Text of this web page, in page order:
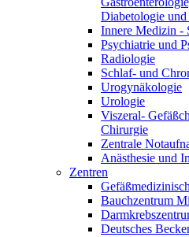
Diabetologie
Innere Medizin -
Psychiatrie und
Radiologie
Schlaf- und
Urogynäkologie
Urologie
Viszeral-
Chirurgie
Zentrale
Anästhesie und
Zentren
Bauchzentrum
Deutsches